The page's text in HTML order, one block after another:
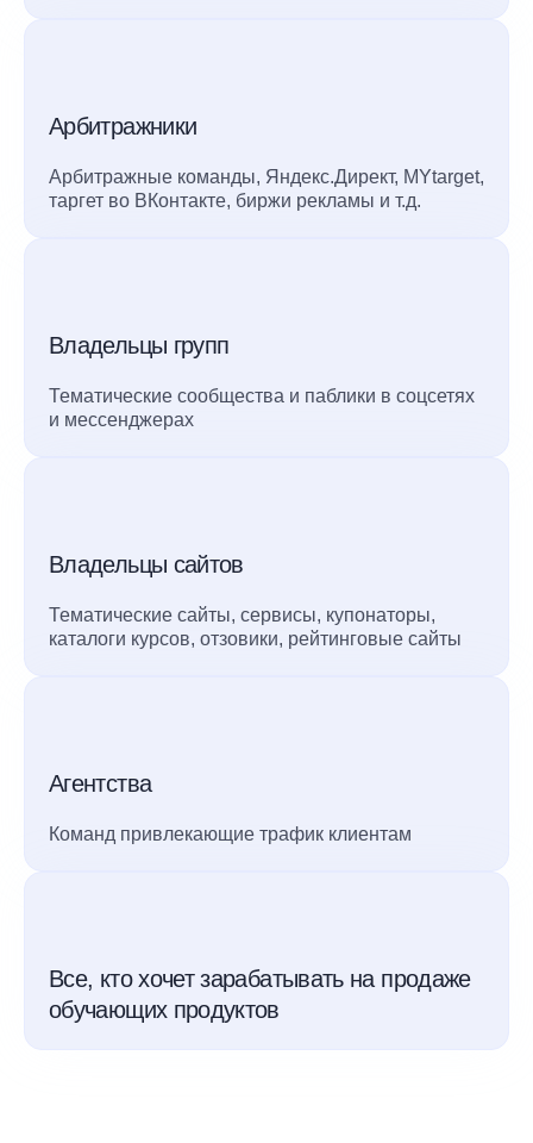
Арбитражники
Арбитражные команды, Яндекс.Директ, MYtarget,
таргет во ВКонтакте, биржи рекламы и т.д.
Владельцы групп
Тематические сообщества и паблики в соцсетях
и мессенджерах
Владельцы сайтов
Тематические сайты, сервисы, купонаторы,
каталоги курсов, отзовики, рейтинговые сайты
Агентства
Команд привлекающие трафик клиентам
Все, кто хочет зарабатывать на продаже
обучающих продуктов